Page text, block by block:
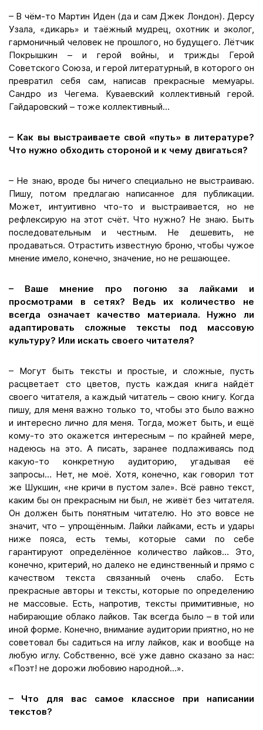
– В чём-то Мартин Иден (да и сам Джек Лондон). Дерсу
Узала, «дикарь» и таёжный мудрец, охотник и эколог,
гармоничный человек не прошлого, но будущего. Лётчик
Покрышкин – и герой войны, и трижды Герой
Советского Союза, и герой литературный, в которого он
превратил себя сам, написав прекрасные мемуары.
Сандро из Чегема. Куваевский коллективный герой.
Гайдаровский – тоже коллективный…
– Как вы выстраиваете свой «путь» в литературе?
Что нужно обходить стороной и к чему двигаться?
– Не знаю, вроде бы ничего специально не выстраиваю.
Пишу, потом предлагаю написанное для публикации.
Может, интуитивно что-то и выстраивается, но не
рефлексирую на этот счёт. Что нужно? Не знаю. Быть
последовательным и честным. Не дешевить, не
продаваться. Отрастить известную броню, чтобы чужое
мнение имело, конечно, значение, но не решающее.
– Ваше мнение про погоню за лайками и
просмотрами в сетях? Ведь их количество не
всегда означает качество материала. Нужно ли
адаптировать сложные тексты под массовую
культуру? Или искать своего читателя?
– Могут быть тексты и простые, и сложные, пусть
расцветает сто цветов, пусть каждая книга найдёт
своего читателя, а каждый читатель – свою книгу. Когда
пишу, для меня важно только то, чтобы это было важно
и интересно лично для меня. Тогда, может быть, и ещё
кому-то это окажется интересным – по крайней мере,
надеюсь на это. А писать, заранее подлаживаясь под
какую-то конкретную аудиторию, угадывая её
запросы… Нет, не моё. Хотя, конечно, как говорил тот
же Шукшин, «не кричи в пустом зале». Всё равно текст,
каким бы он прекрасным ни был, не живёт без читателя.
Он должен быть понятным читателю. Но это вовсе не
значит, что – упрощённым. Лайки лайками, есть и удары
ниже пояса, есть темы, которые сами по себе
гарантируют определённое количество лайков… Это,
конечно, критерий, но далеко не единственный и прямо с
качеством текста связанный очень слабо. Есть
прекрасные авторы и тексты, которые по определению
не массовые. Есть, напротив, тексты примитивные, но
набирающие облако лайков. Так всегда было – в той или
иной форме. Конечно, внимание аудитории приятно, но не
советовал бы садиться на иглу лайков, как и вообще на
любую иглу. Собственно, всё уже давно сказано за нас:
«Поэт! не дорожи любовию народной…».
– Что для вас самое классное при написании
текстов?